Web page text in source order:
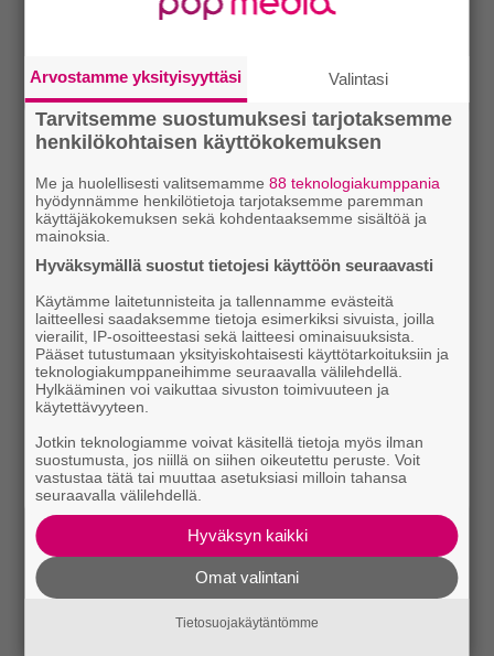
Arvostamme yksityisyyttäsi Valintasi
Tarvitsemme suostumuksesi tarjotaksemme
henkilökohtaisen käyttökokemuksen
Me ja huolellisesti valitsemamme88 teknologiakumppania
hyödynnämme henkilötietoja tarjotaksemme paremman
käyttäjäkokemuksen sekä kohdentaaksemme sisältöä ja
mainoksia.
Hyväksymällä suostut tietojesi käyttöön seuraavasti
Käytämme laitetunnisteita ja tallennamme evästeitä
laitteellesi saadaksemme tietoja esimerkiksi sivuista, joilla
vierailit, IP-osoitteestasi sekä laitteesi ominaisuuksista.
Pääset tutustumaan yksityiskohtaisesti käyttötarkoituksiin ja
teknologiakumppaneihimme seuraavalla välilehdellä.
Hylkääminen voi vaikuttaa sivuston toimivuuteen ja
käytettävyyteen.
Jotkin teknologiamme voivat käsitellä tietoja myös ilman
suostumusta, jos niillä on siihen oikeutettu peruste. Voit
vastustaa tätä tai muuttaa asetuksiasi milloin tahansa
seuraavalla välilehdellä.
Hyväksyn kaikki
Omat valintani
Tietosuojakäytäntömme